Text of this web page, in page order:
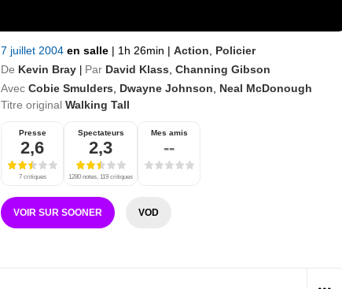
7 juillet 2004 en salle | 1h 26min | Action
Policier
De Kevin Bray | Par David Klass Channing Gibson
Avec Cobie Smulders Dwayne Johnson
Neal McDonough
Titre original Walking Tall
Presse
2,6
7 critiques
Spectateurs
2,3
1280 notes, 119 critiques
Mes amis
--
VOIR SUR SOONER VOD